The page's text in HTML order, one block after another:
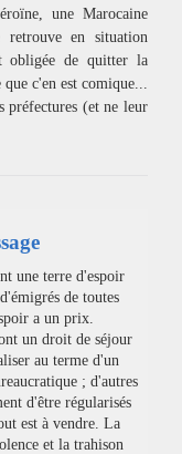
une Marocaine
retrouve en situation
obligée de quitter la
c'en est comique...
préfectures (et ne leur
une terre d'espoir
de toutes
a un prix.
un droit de séjour
au terme d'un
; d'autres
d'être régularisés
est à vendre. La
et la trahison